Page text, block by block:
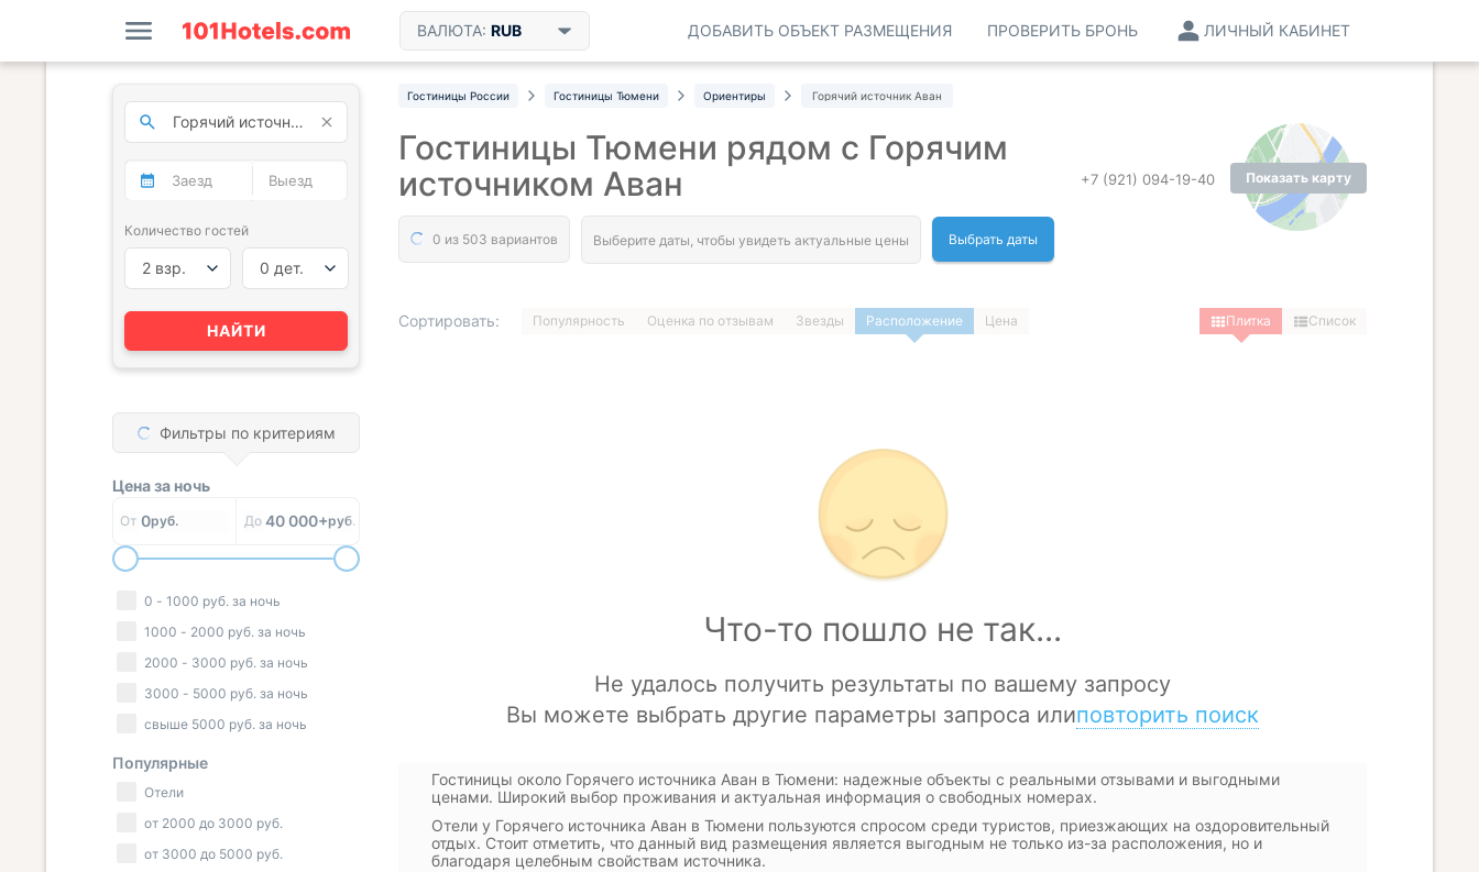
ВАЛЮТА: RUB ЛИЧНЫЙ КАБИНЕТ
ПРОВЕРИТЬ БРОНЬ
ДОБАВИТЬ ОБЪЕКТ РАЗМЕЩЕНИЯ
Гостиницы России Гостиницы Тюмени Ориентиры Горячий источник Аван
Показать карту
+7 (921) 094-19-40
Гостиницы Тюмени рядом с Горячим
источником Аван
Выбрать даты
Сортировать: Популярность Оценка по отзывам Звезды Расположение Цена Плитка Список
Гостиницы около Горячего источника Аван в Тюмени: надежные объекты с реальными отзывами и выгодными
ценами. Широкий выбор проживания и актуальная информация о свободных номерах.
Отели у Горячего источника Аван в Тюмени пользуются спросом среди туристов, приезжающих на оздоровительный
отдых. Стоит отметить, что данный вид размещения является выгодным не только из-за расположения, но и
благодаря целебным свойствам источника.
Количество гостей
2 взр. 0 дет.
НАЙТИ
Фильтры по критериям
Цена за ночь
От 0руб. До 40 000+руб.
0 - 1000 руб. за ночь
1000 - 2000 руб. за ночь
2000 - 3000 руб. за ночь
3000 - 5000 руб. за ночь
свыше 5000 руб. за ночь
Популярные
Отели
от 2000 до 3000 руб.
от 3000 до 5000 руб.